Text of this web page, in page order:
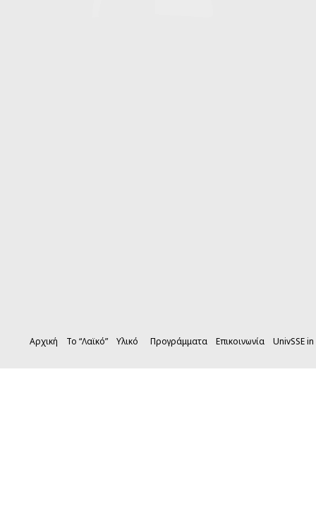
Αρχική Το “Λαϊκό” Υλικό Προγράμματα Επικοινωνία UnivSSE